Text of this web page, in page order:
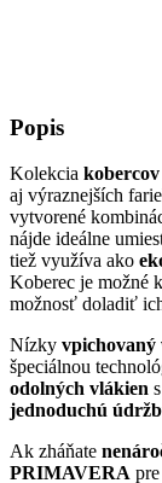
Popis
Kolekcia kobercov
aj výraznejších
vytvorené
nájde ideálne
tiež využíva ako
Koberec je možné
možnosť doladiť
Nízky vpichovaný
špeciálnou
odolných vlákien
jednoduchú
Ak zháňate
PRIMAVERA